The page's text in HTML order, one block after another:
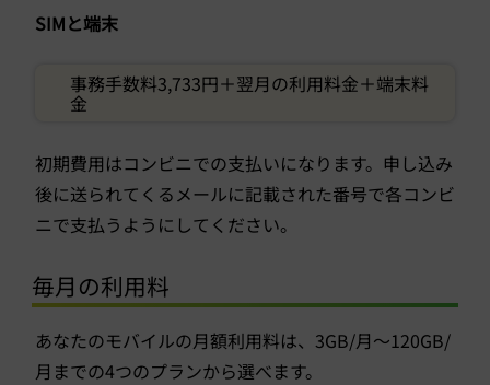
SIMと端末
事務手数料3,733円＋翌月の利用料金＋端末料
金
初期費用はコンビニでの支払いになります。申し込み
後に送られてくるメールに記載された番号で各コンビ
ニで支払うようにしてください。
毎月の利用料
あなたのモバイルの月額利用料は、3GB/月～120GB/
月までの4つのプランから選べます。